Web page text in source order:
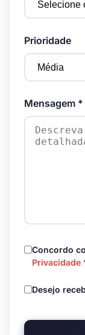
Prioridade
Mensagem *
Concordo
Privacidade
Desejo